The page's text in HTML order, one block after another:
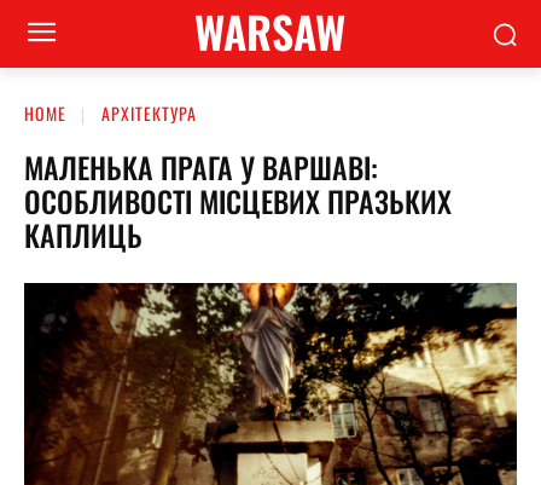
WARSAW
HOME АРХІТЕКТУРА
МАЛЕНЬКА ПРАГА У ВАРШАВІ:
ОСОБЛИВОСТІ МІСЦЕВИХ ПРАЗЬКИХ
КАПЛИЦЬ